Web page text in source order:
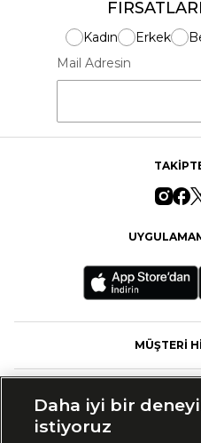
Kadın Erkek
Mail Adresin
MÜŞTERİ
Daha iyi bir
istiyoruz